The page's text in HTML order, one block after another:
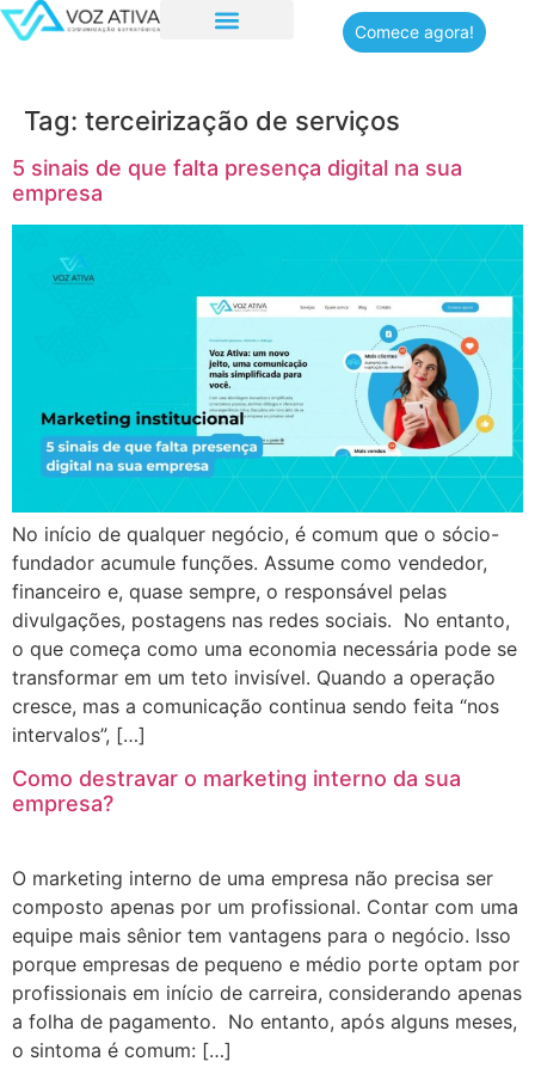
Comece agora!
Tag: terceirização de serviços
5 sinais de que falta presença digital na sua
empresa
No início de qualquer negócio, é comum que o sócio-
fundador acumule funções. Assume como vendedor,
financeiro e, quase sempre, o responsável pelas
divulgações, postagens nas redes sociais. No entanto,
o que começa como uma economia necessária pode se
transformar em um teto invisível. Quando a operação
cresce, mas a comunicação continua sendo feita “nos
intervalos”, […]
Como destravar o marketing interno da sua
empresa?
O marketing interno de uma empresa não precisa ser
composto apenas por um profissional. Contar com uma
equipe mais sênior tem vantagens para o negócio. Isso
porque empresas de pequeno e médio porte optam por
profissionais em início de carreira, considerando apenas
a folha de pagamento. No entanto, após alguns meses,
o sintoma é comum: […]